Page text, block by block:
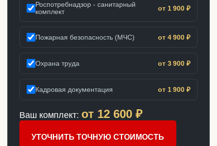
Роспотребнадзор - санитарный
комплект
от 1 900 ₽
Пожарная безопасность (МЧС) от 4 900 ₽
Охрана труда от 3 900 ₽
Кадровая документация от 1 900 ₽
Ваш комплект: от 12 600 ₽
УТОЧНИТЬ ТОЧНУЮ СТОИМОСТЬ